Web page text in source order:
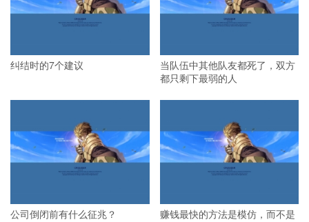
纠结时的7个建议
当队伍中其他队友都死了，双方
都只剩下最弱的人
公司倒闭前有什么征兆？
赚钱最快的方法是模仿，而不是